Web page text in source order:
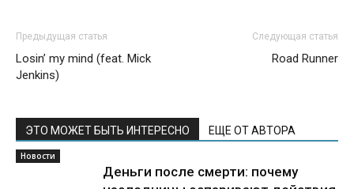
Предыдущая статья
Losin’ my mind (feat. Mick
Jenkins)
Следующая статья
Road Runner
ЭТО МОЖЕТ БЫТЬ ИНТЕРЕСНО ЕЩЕ ОТ АВТОРА
Новости
Деньги после смерти: почему